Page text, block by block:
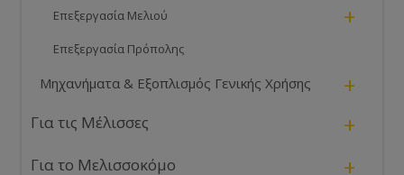
Επεξεργασία Μελιού +
Επεξεργασία Πρόπολης
Μηχανήματα & Εξοπλισμός Γενικής Χρήσης +
Για τις Μέλισσες +
Για το Μελισσοκόμο +